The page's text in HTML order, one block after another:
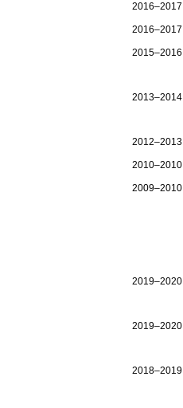
2016–2017
2016–2017
2015–2016
2013–2014
2012–2013
2010–2010
2009–2010
2019–2020
2019–2020
2018–2019